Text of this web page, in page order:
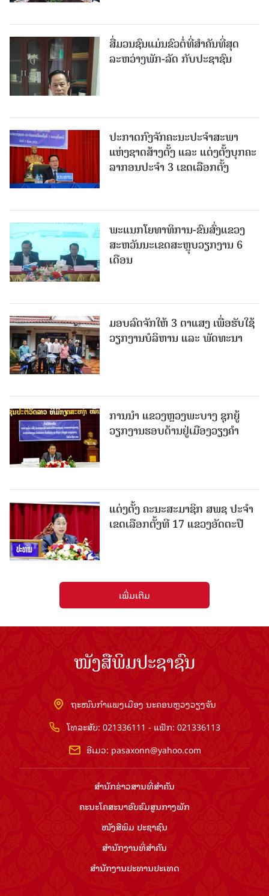
ສື່ມວນຊົນແມ່ນຂົວຕໍ່ທີ່ສໍາຄັນທີ່ສຸດ
ລະຫວ່າງພັກ-ລັດ ກັບປະຊາຊົນ
ປະກາດກົງຈັກຄະນະປະຈໍາສະພາ
ແຫ່ງຊາດສ້າງຕັ້ງ ແລະ ແຕ່ງຕັ້ງບຸກຄະ
ລາກອນປະຈໍາ 3 ເຂດເລືອກຕັ້ງ
ພະແນກໂຍທາທິການ-ຂົນສົ່ງແຂວງ
ສະຫວັນນະເຂດສະຫຼຸບວຽກງານ 6
ເດືອນ
ມອບລົດຈັກໃຫ້ 3 ຕາແສງ ເພື່ອຮັບໃຊ້
ວຽກງານບໍລິຫານ ແລະ ພັດທະນາ
ການນຳ ແຂວງຫຼວງພະບາງ ຊຸກຍູ້
ວຽກງານຮອບດ້ານຢູ່ເມືອງວຽງຄໍາ
ແຕ່ງຕັ້ງ ຄະນະສະມາຊິກ ສພຊ ປະຈຳ
ເຂດເລືອກຕັ້ງທີ 17 ແຂວງອັດຕະປື
ເພີ່ມເຕີມ
ໜັງສືພິມປະຊາຊົນ
ຖະໜົນກຳແພງເມືອງ ນະຄອນຫຼວງວຽງຈັນ
ໂທລະສັບ: 021336111 - ແຟັກ: 021336113
ອີເມວ: pasaxonn@yahoo.com
ສຳ​ນັກ​ຂ່າວ​ສານ​ທີ່​ສຳ​ຄັນ​
ຄະນະໂຄສະນາອົບຮົມ​ສູນ​ກາງ​ພັກ
ໜັງສືພິມ ປະ​ຊາ​ຊົນ
ສຳ​ນັກ​ງານ​ທີ່​ສຳ​ຄັນ
ສຳ​ນັກ​ງານ​ປະ​ທານ​ປະ​ເທດ